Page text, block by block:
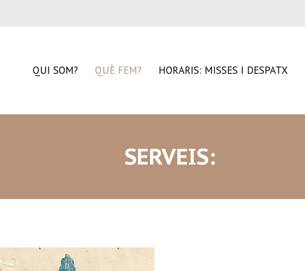
QUI SOM? QUÈ FEM? HORARIS: MISSES I DESPATX
SERVEIS: